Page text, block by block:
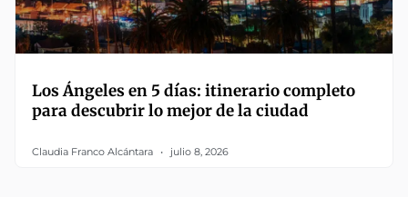
Los Ángeles en 5 días: itinerario completo
para descubrir lo mejor de la ciudad
Claudia Franco Alcántara julio 8, 2026